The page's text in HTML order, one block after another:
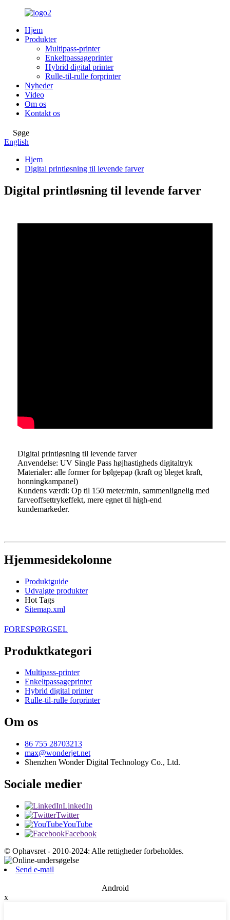
Hjem
Produkter
Multipass-printer
Enkeltpassageprinter
Hybrid digital printer
Rulle-til-rulle forprinter
Nyheder
Video
Om os
Kontakt os
Søge
English
Hjem
Digital printløsning til levende farver
Digital printløsning til levende farver
Digital printløsning til levende farver
Anvendelse: UV Single Pass højhastigheds digitaltryk
Materialer: alle former for bølgepap (kraft og bleget kraft,
honningkampanel)
Kundens værdi: Op til 150 meter/min, sammenlignelig med
farveoffsettrykeffekt, mere egnet til high-end
kundemarkeder.
Hjemmesidekolonne
Produktguide
Udvalgte produkter
Hot Tags
Sitemap.xml
FORESPØRGSEL
Produktkategori
Multipass-printer
Enkeltpassageprinter
Hybrid digital printer
Rulle-til-rulle forprinter
Om os
86 755 28703213
max@wonderjet.net
Shenzhen Wonder Digital Technology Co., Ltd.
Sociale medier
LinkedIn
Twitter
YouTube
Facebook
© Ophavsret - 2010-2024: Alle rettigheder forbeholdes.
Send e-mail
Android
x